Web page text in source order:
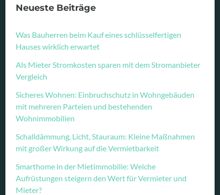
Neueste Beiträge
Was Bauherren beim Kauf eines schlüsselfertigen
Hauses wirklich erwartet
Als Mieter Stromkosten sparen mit dem Stromanbieter
Vergleich
Sicheres Wohnen: Einbruchschutz in Wohngebäuden
mit mehreren Parteien und bestehenden
Wohnimmobilien
Schalldämmung, Licht, Stauraum: Kleine Maßnahmen
mit großer Wirkung auf die Vermietbarkeit
Smarthome in der Mietimmobilie: Welche
Aufrüstungen steigern den Wert für Vermieter und
Mieter?